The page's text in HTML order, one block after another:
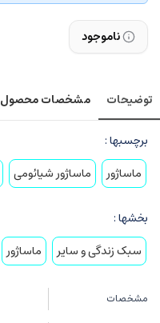
ناموجود
توضیحات مشخصات محصول
برچسبها :
ماساژور
ماساژور شیائومی
بخشها :
سبک زندگی و سایر
ماساژور
مشخصات